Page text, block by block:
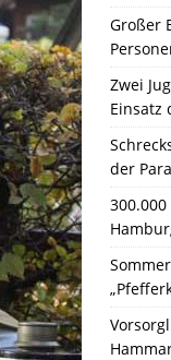
Großer
Zwei
Einsatz
der